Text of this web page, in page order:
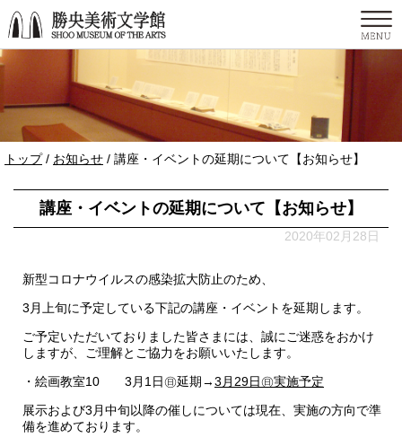
このページの本文へ
現
の
トップ/ お知らせ / 講座・イベントの延期について【お知らせ】
講座・イベントの延期について【お知らせ】
2020年02月28日
新型コロナウイルスの感染拡大防止のため、
3月上旬に予定している下記の講座・イベントを延期します。
ご予定いただいておりました皆さまには、誠にご迷惑をおかけ
しますが、ご理解とご協力をお願いいたします。
・絵画教室10 3月1日㊐延期→3月29日㊐実施予定
展示および3月中旬以降の催しについては現在、実施の方向で準
備を進めております。